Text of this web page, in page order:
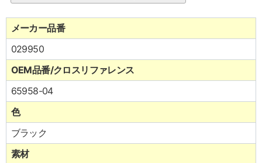
メーカー品番
029950
OEM品番/クロスリファレンス
65958-04
色
ブラック
素材